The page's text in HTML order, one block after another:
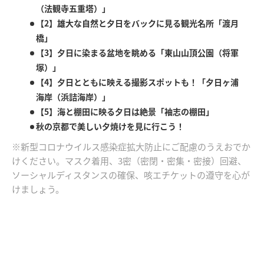
（法観寺五重塔）」
【2】雄大な自然と夕日をバックに見る観光名所「渡月
橋」
【3】夕日に染まる盆地を眺める「東山山頂公園（将軍
塚）」
【4】夕日とともに映える撮影スポットも！「夕日ヶ浦
海岸（浜詰海岸）」
【5】海と棚田に映る夕日は絶景「袖志の棚田」
秋の京都で美しい夕焼けを見に行こう！
※新型コロナウイルス感染症拡大防止にご配慮のうえおでか
けください。マスク着用、3密（密閉・密集・密接）回避、
ソーシャルディスタンスの確保、咳エチケットの遵守を心が
けましょう。